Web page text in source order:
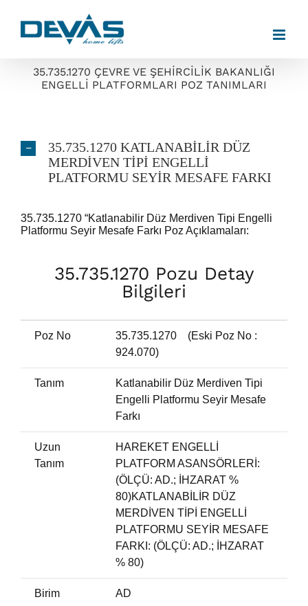
content
35.735.1270 ÇEVRE VE ŞEHİRCİLİK BAKANLIĞI
ENGELLİ PLATFORMLARI POZ TANIMLARI
35.735.1270 KATLANABİLİR DÜZ
MERDİVEN TİPİ ENGELLİ
PLATFORMU SEYİR MESAFE FARKI
35.735.1270 “Katlanabilir Düz Merdiven Tipi Engelli
Platformu Seyir Mesafe Farkı Poz Açıklamaları:
35.735.1270 Pozu Detay
Bilgileri
Poz No
35.735.1270 (Eski Poz No :
924.070)
Tanım
Katlanabilir Düz Merdiven Tipi
Engelli Platformu Seyir Mesafe
Farkı
Uzun
Tanım
HAREKET ENGELLİ
PLATFORM ASANSÖRLERİ:
(ÖLÇÜ: AD.; İHZARAT %
80)KATLANABİLİR DÜZ
MERDİVEN TİPİ ENGELLİ
PLATFORMU SEYİR MESAFE
FARKI: (ÖLÇÜ: AD.; İHZARAT
% 80)
Birim AD